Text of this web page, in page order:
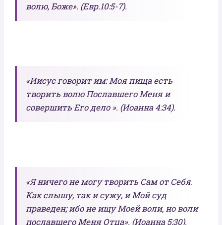
волю, Боже». (Евр.10:5-7).
«Иисус говорит им: Моя пища есть
творить волю Пославшего Меня и
совершить Его дело ». (Иоанна 4:34).
«Я ничего не могу творить Сам от Себя.
Как слышу, так и сужу, и Мой суд
праведен; ибо не ищу Моей воли, но воли
пославшего Меня Отца». (Иоанна 5:30).